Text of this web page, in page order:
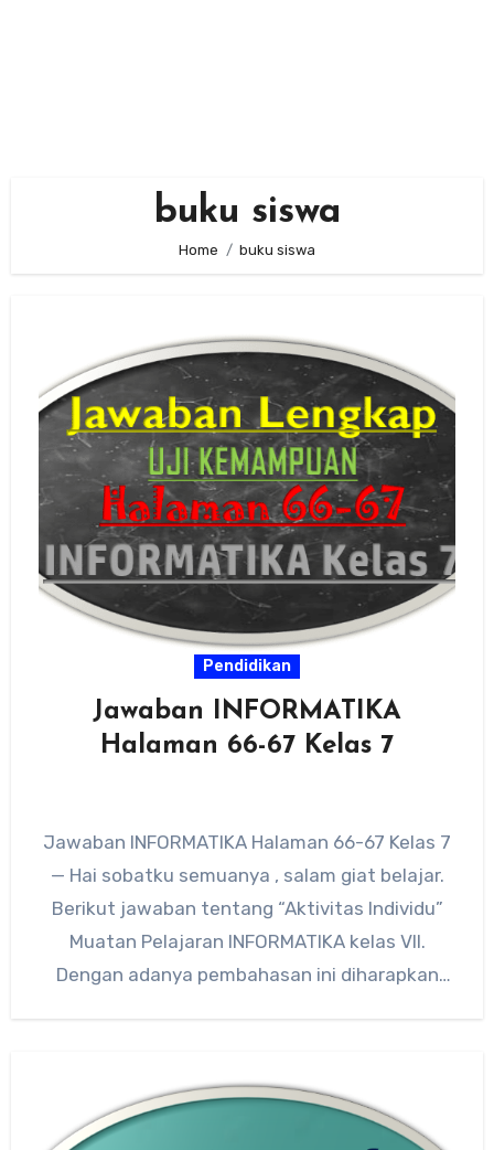
buku siswa
Home buku siswa
Pendidikan
Jawaban INFORMATIKA
Halaman 66-67 Kelas 7
Jawaban INFORMATIKA Halaman 66-67 Kelas 7
— Hai sobatku semuanya , salam giat belajar.
Berikut jawaban tentang “Aktivitas Individu”
Muatan Pelajaran INFORMATIKA kelas VII.
Dengan adanya pembahasan ini diharapkan